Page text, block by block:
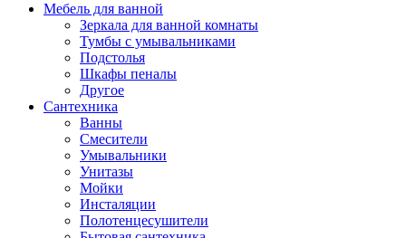
Мебель для ванной
Зеркала для ванной комнаты
Тумбы с умывальниками
Подстолья
Шкафы пеналы
Другое
Сантехника
Ванны
Смесители
Умывальники
Унитазы
Мойки
Инсталяции
Полотенцесушители